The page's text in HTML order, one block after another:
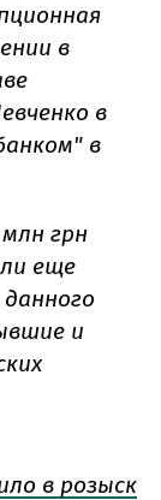
в
в
в
грн
еще
и
в розыск